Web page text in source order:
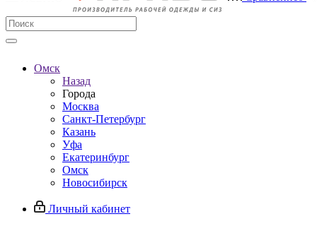
Омск
Назад
Города
Москва
Санкт-Петербург
Казань
Уфа
Екатеринбург
Омск
Новосибирск
Личный кабинет